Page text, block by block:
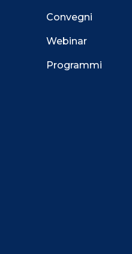
Convegni
Webinar
Programmi